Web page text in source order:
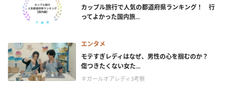
カップル旅行で人気の都道府県ランキング！ 行
ってよかった国内旅...
エンタメ
モテすぎレディはなぜ、男性の心を掴むのか？
傷つきたくない女た...
＃ガールオアレディ3考察